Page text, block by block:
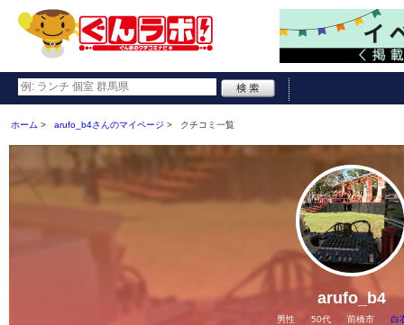
ホーム arufo_b4さんのマイページ クチコミ一覧
arufo_b4
男性 50代 前橋市 白